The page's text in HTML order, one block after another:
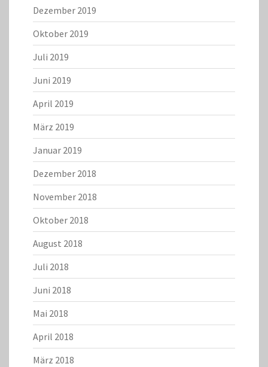
Dezember 2019
Oktober 2019
Juli 2019
Juni 2019
April 2019
März 2019
Januar 2019
Dezember 2018
November 2018
Oktober 2018
August 2018
Juli 2018
Juni 2018
Mai 2018
April 2018
März 2018